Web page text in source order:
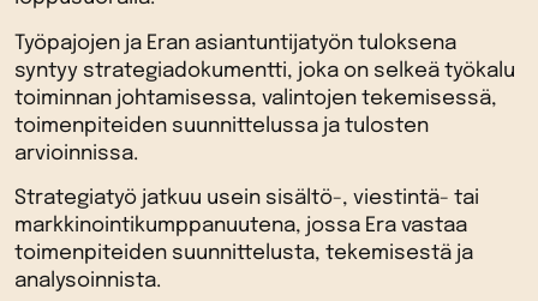
Työpajojen ja Eran asiantuntijatyön tuloksena
syntyy strategiadokumentti, joka on selkeä työkalu
toiminnan johtamisessa, valintojen tekemisessä,
toimenpiteiden suunnittelussa ja tulosten
arvioinnissa.
Strategiatyö jatkuu usein sisältö-, viestintä- tai
markkinointikumppanuutena, jossa Era vastaa
toimenpiteiden suunnittelusta, tekemisestä ja
analysoinnista.